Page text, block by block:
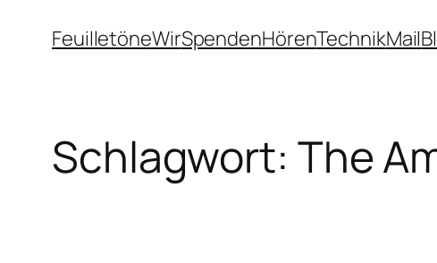
InhaltFeuilletöneWirSpendenHörenTechnikMail
Schlagwort: The